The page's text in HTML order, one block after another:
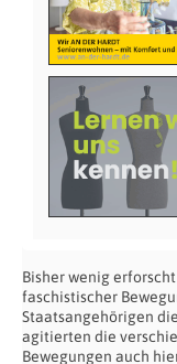
Bisher wenig
faschistischer
Staatsangehörigen
agitierten die
Bewegungen auch